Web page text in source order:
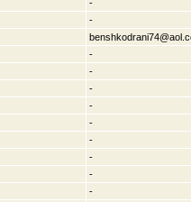
-
-
-
-
-
-
-
-
-
-
-